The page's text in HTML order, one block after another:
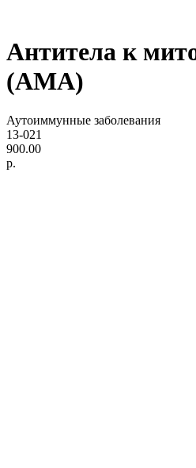
Антитела к
(AMA)
Аутоиммунные заболевания
13-021
900.00
р.